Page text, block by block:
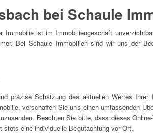
bei Schaule
Immobilie ist im Immobiliengeschäft
Bei Schaule Immobilien sind wir uns der
präzise Schätzung des aktuellen Wertes
verschaffen Sie uns einen umfassenden
Beachten Sie bitte, dass dieses
eine individuelle Begutachtung vor Ort.